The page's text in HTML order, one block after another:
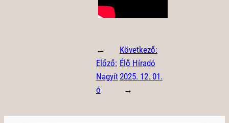
←
Előző:
Nagyít
ó
Következő:
Élő Híradó
2025. 12. 01.
→